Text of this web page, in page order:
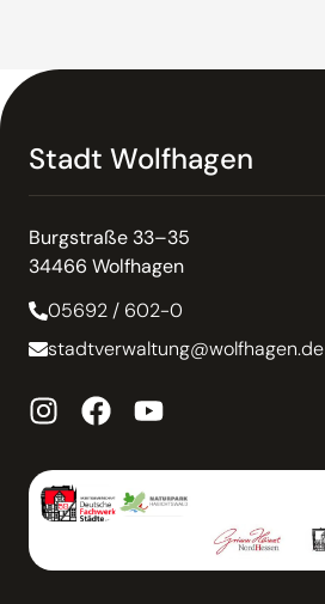
Stadt Wolfhagen
Burgstraße 33–35
34466 Wolfhagen
05692 / 602-0
stadtverwaltung@wolfhagen.de